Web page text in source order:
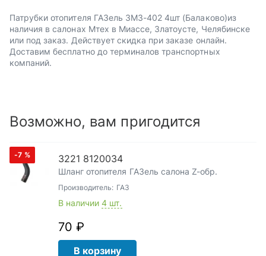
Патрубки отопителя ГАЗель ЗМЗ-402 4шт (Балаково)из
наличия в салонах Мтех в Миассе, Златоусте, Челябинске
или под заказ. Действует скидка при заказе онлайн.
Доставим бесплатно до терминалов транспортных
компаний.
Возможно, вам пригодится
-7 % 3221 8120034
Шланг отопителя ГАЗель салона Z-обр.
Производитель: ГАЗ
В наличии 4 шт.
70 ₽
В корзину